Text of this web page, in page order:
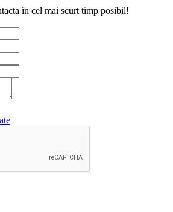
în cel mai scurt timp posibil!